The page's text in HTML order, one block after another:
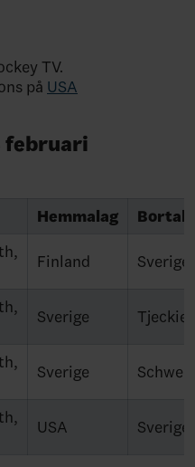
TV.
på USA
februari
Hemmalag
Finland Sverige
Sverige
Sverige Schweiz
USA Sverige